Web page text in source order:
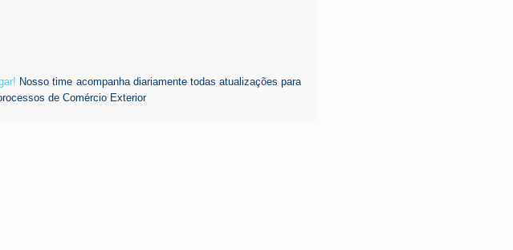
Nosso time acompanha diariamente todas atualizações para
de Comércio Exterior